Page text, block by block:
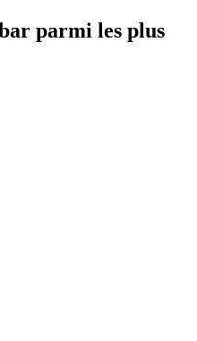
parmi les plus